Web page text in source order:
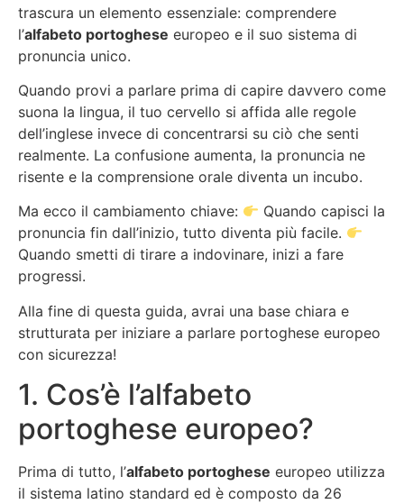
trascura un elemento essenziale: comprendere
l’alfabeto portoghese europeo e il suo sistema di
pronuncia unico.
Quando provi a parlare prima di capire davvero come
suona la lingua, il tuo cervello si affida alle regole
dell’inglese invece di concentrarsi su ciò che senti
realmente. La confusione aumenta, la pronuncia ne
risente e la comprensione orale diventa un incubo.
Ma ecco il cambiamento chiave:
Quando capisci la
pronuncia fin dall’inizio, tutto diventa più facile.
Quando smetti di tirare a indovinare, inizi a fare
progressi.
Alla fine di questa guida, avrai una base chiara e
strutturata per iniziare a parlare portoghese europeo
con sicurezza!
1. Cos’è l’alfabeto
portoghese europeo?
Prima di tutto, l’alfabeto portoghese europeo utilizza
il sistema latino standard ed è composto da 26